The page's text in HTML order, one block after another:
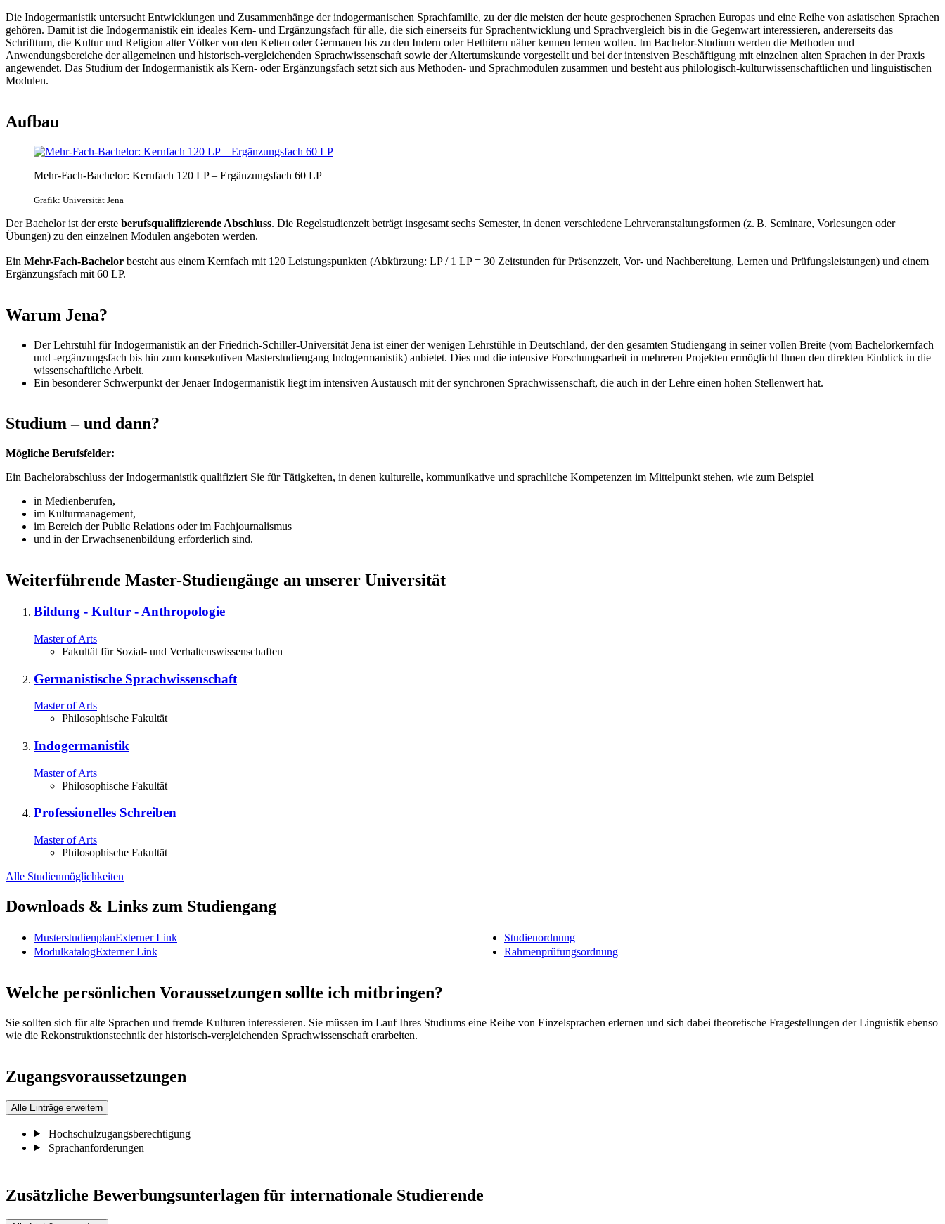
Die Indogermanistik untersucht Entwicklungen und Zusammenhänge der indogermanischen Sprachfamilie, zu der die meisten der heute gesprochenen Sprachen Europas und eine Reihe von asiatischen Sprachen
gehören. Damit ist die Indogermanistik ein ideales Kern- und Ergänzungsfach für alle, die sich einerseits für Sprachentwicklung und Sprachvergleich bis in die Gegenwart interessieren, andererseits das
Schrifttum, die Kultur und Religion alter Völker von den Kelten oder Germanen bis zu den Indern oder Hethitern näher kennen lernen wollen. Im Bachelor-Studium werden die Methoden und
Anwendungsbereiche der allgemeinen und historisch-vergleichenden Sprachwissenschaft sowie der Altertumskunde vorgestellt und bei der intensiven Beschäftigung mit einzelnen alten Sprachen in der Praxis
angewendet. Das Studium der Indogermanistik als Kern- oder Ergänzungsfach setzt sich aus Methoden- und Sprachmodulen zusammen und besteht aus philologisch-kulturwissenschaftlichen und linguistischen
Modulen.
Aufbau
Mehr-Fach-Bachelor: Kernfach 120 LP – Ergänzungsfach 60 LP
Grafik: Universität Jena
Der Bachelor ist der erste berufsqualifizierende Abschluss. Die Regelstudienzeit beträgt insgesamt sechs Semester, in denen verschiedene Lehrveranstaltungsformen (z. B. Seminare, Vorlesungen oder
Übungen) zu den einzelnen Modulen angeboten werden.
Ein Mehr-Fach-Bachelor besteht aus einem Kernfach mit 120 Leistungspunkten (Abkürzung: LP / 1 LP = 30 Zeitstunden für Präsenzzeit, Vor- und Nachbereitung, Lernen und Prüfungsleistungen) und einem
Ergänzungsfach mit 60 LP.
Warum Jena?
Der Lehrstuhl für Indogermanistik an der Friedrich-Schiller-Universität Jena ist einer der wenigen Lehrstühle in Deutschland, der den gesamten Studiengang in seiner vollen Breite (vom Bachelorkernfach
und -ergänzungsfach bis hin zum konsekutiven Masterstudiengang Indogermanistik) anbietet. Dies und die intensive Forschungsarbeit in mehreren Projekten ermöglicht Ihnen den direkten Einblick in die
wissenschaftliche Arbeit.
Ein besonderer Schwerpunkt der Jenaer Indogermanistik liegt im intensiven Austausch mit der synchronen Sprachwissenschaft, die auch in der Lehre einen hohen Stellenwert hat.
Studium – und dann?
Mögliche Berufsfelder:
Ein Bachelorabschluss der Indogermanistik qualifiziert Sie für Tätigkeiten, in denen kulturelle, kommunikative und sprachliche Kompetenzen im Mittelpunkt stehen, wie zum Beispiel
in Medienberufen,
im Kulturmanagement,
im Bereich der Public Relations oder im Fachjournalismus
und in der Erwachsenenbildung erforderlich sind.
Weiterführende Master-Studiengänge an unserer Universität
Bildung - Kultur - Anthropologie
Master of Arts
Fakultät für Sozial- und Verhaltenswissenschaften
Germanistische Sprachwissenschaft
Master of Arts
Philosophische Fakultät
Indogermanistik
Master of Arts
Philosophische Fakultät
Professionelles Schreiben
Master of Arts
Philosophische Fakultät
Alle Studienmöglichkeiten
Downloads & Links zum Studiengang
MusterstudienplanExterner Link
ModulkatalogExterner Link
Studienordnung
Rahmenprüfungsordnung
Welche persönlichen Voraussetzungen sollte ich mitbringen?
Sie sollten sich für alte Sprachen und fremde Kulturen interessieren. Sie müssen im Lauf Ihres Studiums eine Reihe von Einzelsprachen erlernen und sich dabei theoretische Fragestellungen der Linguistik ebenso
wie die Rekonstruktionstechnik der historisch-vergleichenden Sprachwissenschaft erarbeiten.
Zugangsvoraussetzungen
Alle Einträge erweitern
Hochschulzugangsberechtigung
Sprachanforderungen
Zusätzliche Bewerbungsunterlagen für internationale Studierende